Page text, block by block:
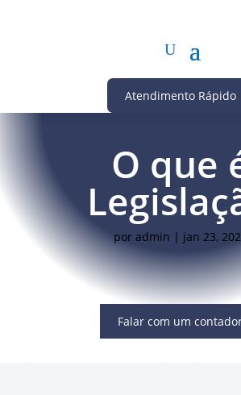
Atendimento Rápido
O que
por admin | jan 23,
Falar com um